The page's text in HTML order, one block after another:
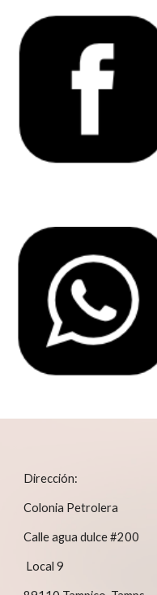
Dirección:
Colonia Petrolera
Calle agua dulce #200
Local 9